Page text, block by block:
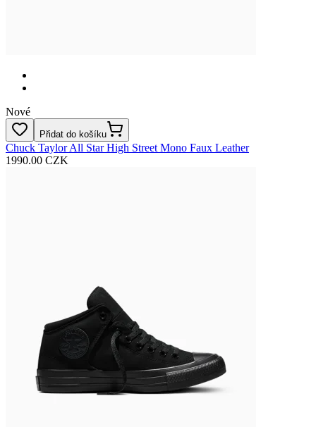
Nové
Přidat do košíku
Chuck Taylor All Star High Street Mono Faux Leather
1990.00 CZK